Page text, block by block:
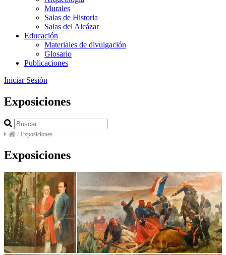
Murales
Salas de Historia
Salas del Alcázar
Educación
Materiales de divulgación
Glosario
Publicaciones
Iniciar Sesión
Exposiciones
/ Exposiciones
Exposiciones